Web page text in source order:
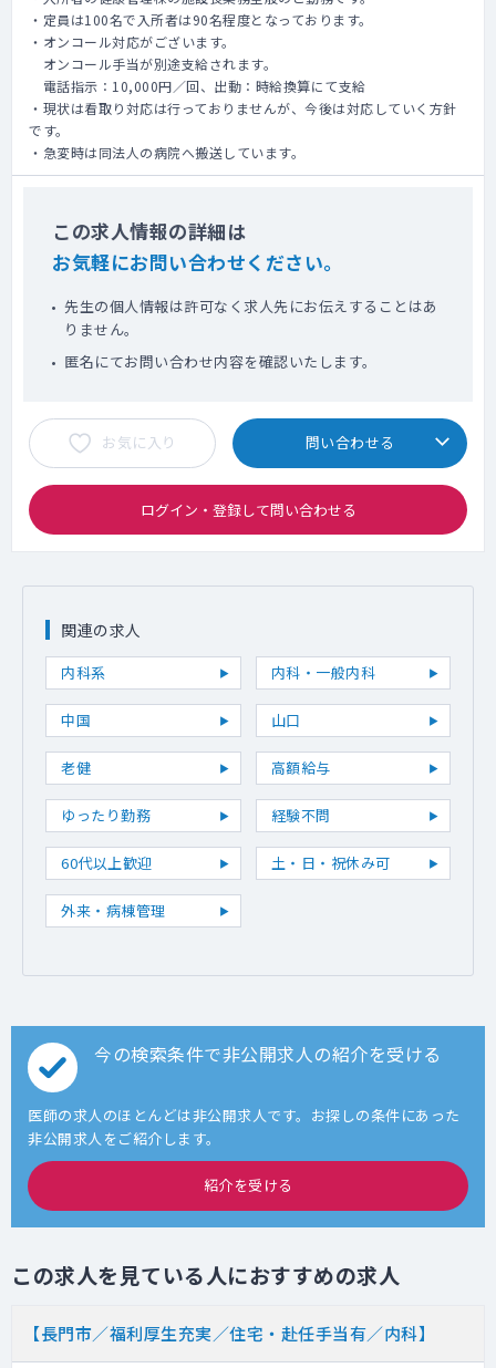
・定員は100名で入所者は90名程度となっております。
・オンコール対応がございます。
オンコール手当が別途支給されます。
電話指示：10,000円／回、出動：時給換算にて支給
・現状は看取り対応は行っておりませんが、今後は対応していく方針
です。
・急変時は同法人の病院へ搬送しています。
この求人情報の詳細は
お気軽にお問い合わせください。
先生の個人情報は許可なく求人先にお伝えすることはあ
りません。
匿名にてお問い合わせ内容を確認いたします。
お気に入り 問い合わせる
ログイン・登録して問い合わせる
関連の求人
内科系 内科・一般内科
中国 山口
老健 高額給与
ゆったり勤務 経験不問
60代以上歓迎 土・日・祝休み可
外来・病棟管理
今の検索条件で非公開求人の紹介を受ける
医師の求人のほとんどは非公開求人です。お探しの条件にあった
非公開求人をご紹介します。
紹介を受ける
この求人を見ている人におすすめの求人
【長門市／福利厚生充実／住宅・赴任手当有／内科】